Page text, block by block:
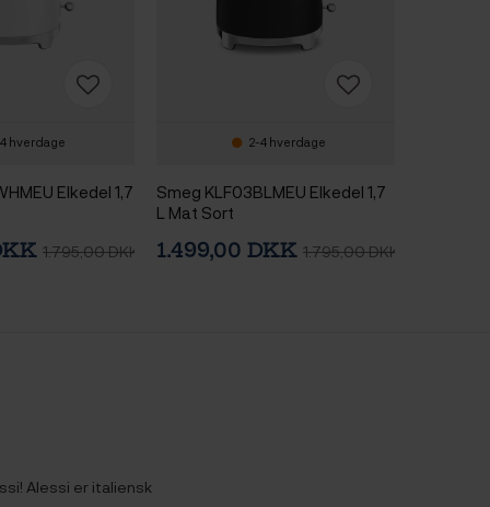
hverdage
Elkedel 1,7
1.795,00 DKK
2-4 hverdage
Smeg KLF03BLMEU Elkedel 1,7
L Mat Sort
1.499,00 DKK 1.795,00 DKK
Alessi er italiensk